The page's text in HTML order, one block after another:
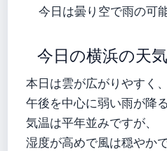
今日は曇り空で雨の可
今日の横浜の天
本日は雲が広がりやすく、
午後を中心に弱い雨が降
気温は平年並みですが、
湿度が高めで風は穏やかで